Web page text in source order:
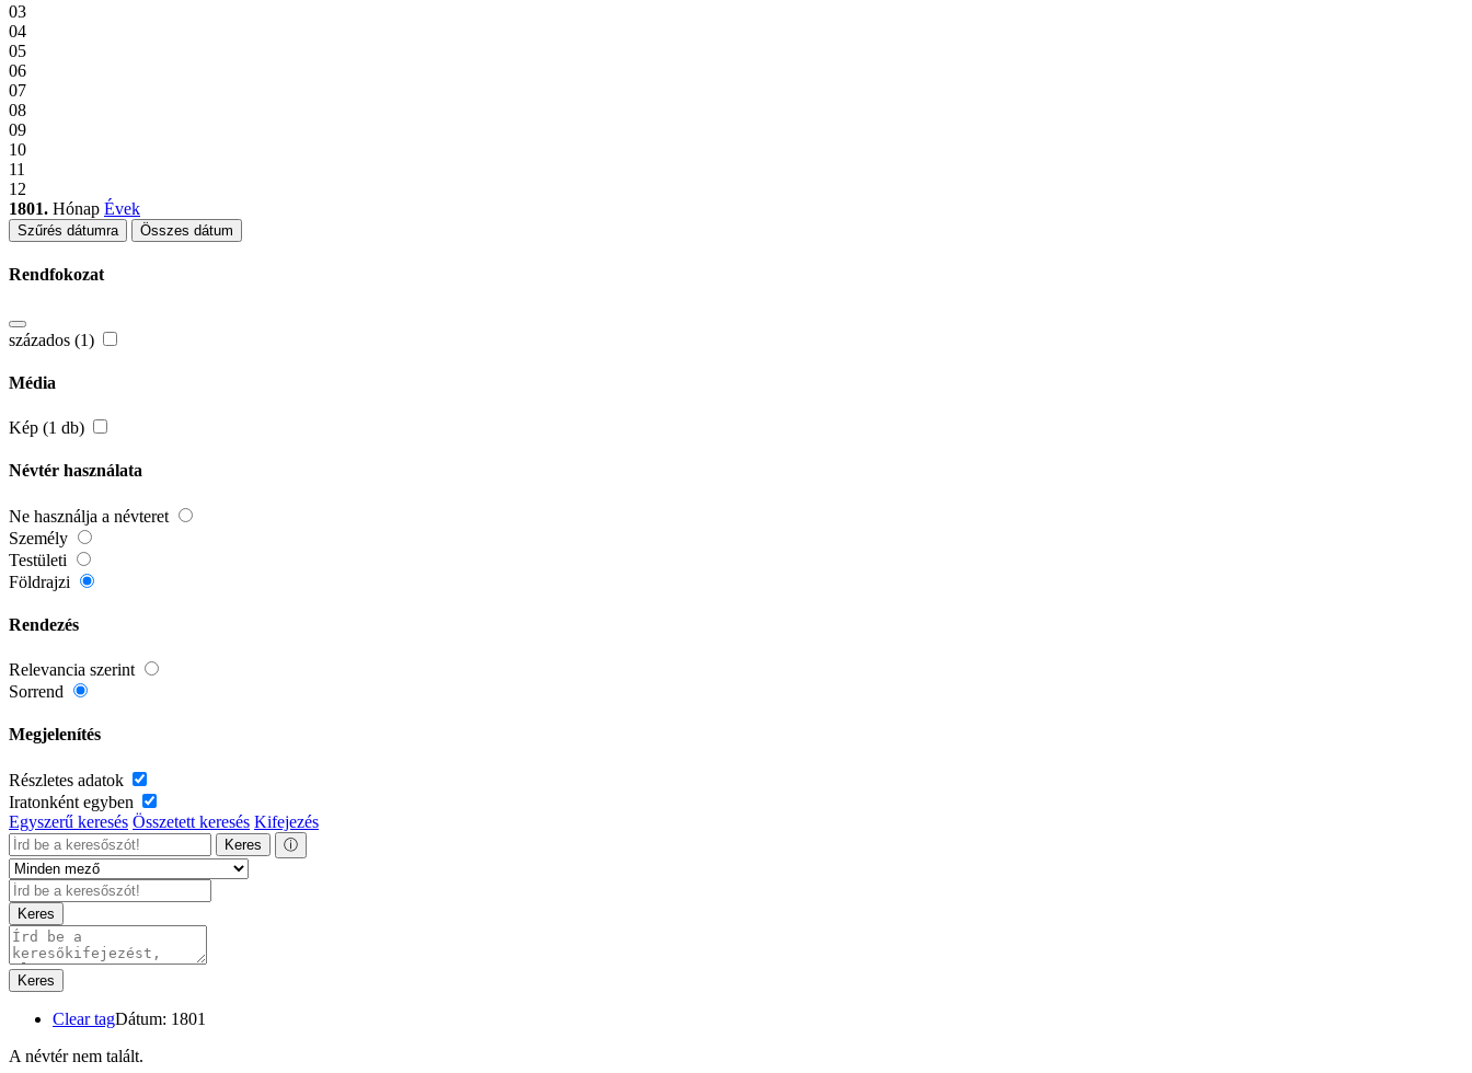
03
04
05
06
07
08
09
10
11
12
1801. Hónap Évek
Szűrés dátumra Összes dátum
Rendfokozat
százados (1)
Média
Kép (1 db)
Névtér használata
Ne használja a névteret
Személy
Testületi
Földrajzi
Rendezés
Relevancia szerint
Sorrend
Megjelenítés
Részletes adatok
Iratonként egyben
Egyszerű keresés Összetett keresés Kifejezés
Keres ⓘ
Keres
Keres
Clear tagDátum: 1801
A névtér nem talált.